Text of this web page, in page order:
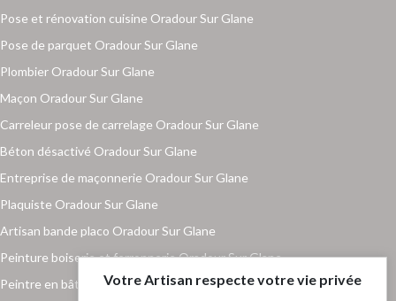
Pose et rénovation cuisine Oradour Sur Glane
Pose de parquet Oradour Sur Glane
Plombier Oradour Sur Glane
Maçon Oradour Sur Glane
Carreleur pose de carrelage Oradour Sur Glane
Béton désactivé Oradour Sur Glane
Entreprise de maçonnerie Oradour Sur Glane
Plaquiste Oradour Sur Glane
Artisan bande placo Oradour Sur Glane
Peinture boiserie et ferronnerie Oradour Sur Glane
Peintre en bâtiment Oradour Sur Glane
Votre Artisan respecte votre vie privée